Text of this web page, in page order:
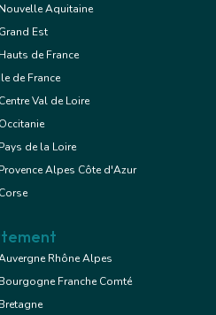
Aquitaine
Est
de France
de France
Val de Loire
de la Loire
Alpes Côte d'Azur
Rhône Alpes
Franche Comté